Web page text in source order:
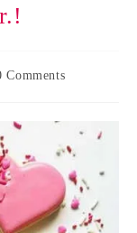
Comments